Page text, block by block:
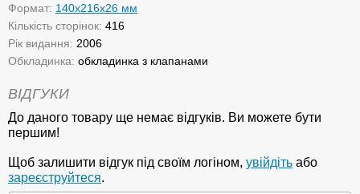
Формат: 140x216x26 мм
Кількість сторінок: 416
Рік видання: 2006
Обкладинка: обкладинка з клапанами
ВІДГУКИ
До даного товару ще немає відгуків. Ви можете бути
першим!
Щоб залишити відгук під своїм логіном, увійдіть або
зареєструйтеся.